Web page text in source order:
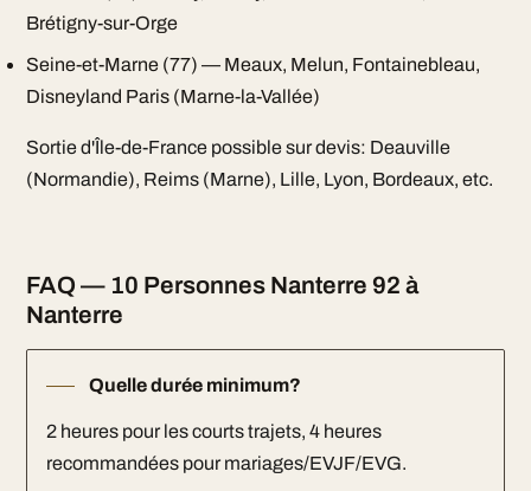
Brétigny-sur-Orge
Seine-et-Marne (77) — Meaux, Melun, Fontainebleau,
Disneyland Paris (Marne-la-Vallée)
Sortie d'Île-de-France possible sur devis: Deauville
(Normandie), Reims (Marne), Lille, Lyon, Bordeaux, etc.
FAQ — 10 Personnes Nanterre 92 à
Nanterre
Quelle durée minimum?
2 heures pour les courts trajets, 4 heures
recommandées pour mariages/EVJF/EVG.